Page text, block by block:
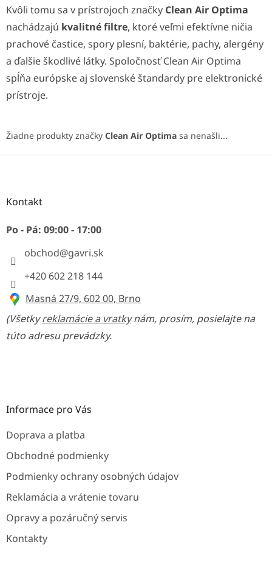
Kvôli tomu sa v prístrojoch značky Clean Air Optima
nachádzajú kvalitné filtre, ktoré veľmi efektívne ničia
prachové častice, spory plesní, baktérie, pachy, alergény
a ďalšie škodlivé látky. Spoločnosť Clean Air Optima
spĺňa európske aj slovenské štandardy pre elektronické
prístroje.
Žiadne produkty značky Clean Air Optima sa nenašli...
Z
Kontakt
Po - Pá: 09:00 - 17:00
obchod@gavri.sk
+420 602 218 144
Masná 27/9, 602 00, Brno
(Všetkyreklamácie a vratkynám, prosím, posielajte na
túto adresu prevádzky.
Informace pro Vás
Doprava a platba
Obchodné podmienky
Podmienky ochrany osobných údajov
Reklamácia a vrátenie tovaru
Opravy a pozáručný servis
Kontakty